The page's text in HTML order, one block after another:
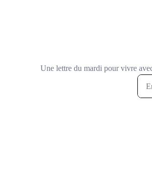
Une lettre du mardi pour vivre